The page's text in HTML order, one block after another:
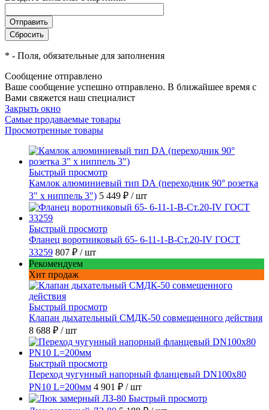
* - Поля, обязательные для заполнения
Сообщение отправлено
Ваше сообщение успешно отправлено. В ближайшее время с
Вами свяжется наш специалист
Закрыть окно
Самые продаваемые товары
Просмотренные товары
Быстрый просмотр
Камлок алюминиевый тип DА (переходник 90° розетка
3" х ниппель 3") 5 449 ₽ / шт
Быстрый просмотр
Фланец воротниковый 65- 6-11-1-B-Ст.20-IV ГОСТ
33259 807 ₽ / шт
Рекомендуем
Хит продаж
Быстрый просмотр
Клапан дыхательный СМДК-50 совмещенного действия
8 688 ₽ / шт
Быстрый просмотр
Переход чугунный напорный фланцевый DN100х80
PN10 L=200мм 4 901 ₽ / шт
Быстрый просмотр